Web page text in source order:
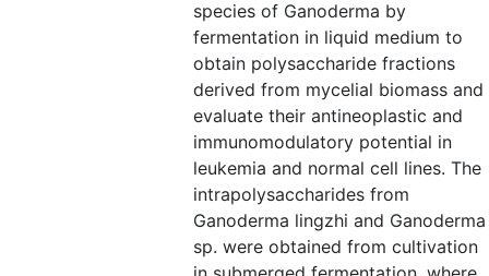
species of Ganoderma by
fermentation in liquid medium to
obtain polysaccharide fractions
derived from mycelial biomass and
evaluate their antineoplastic and
immunomodulatory potential in
leukemia and normal cell lines. The
intrapolysaccharides from
Ganoderma lingzhi and Ganoderma
sp. were obtained from cultivation